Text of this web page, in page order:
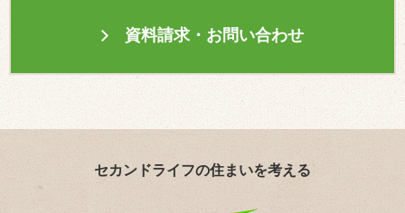
資料請求・お問い合わせ
セカンドライフの住まいを考える